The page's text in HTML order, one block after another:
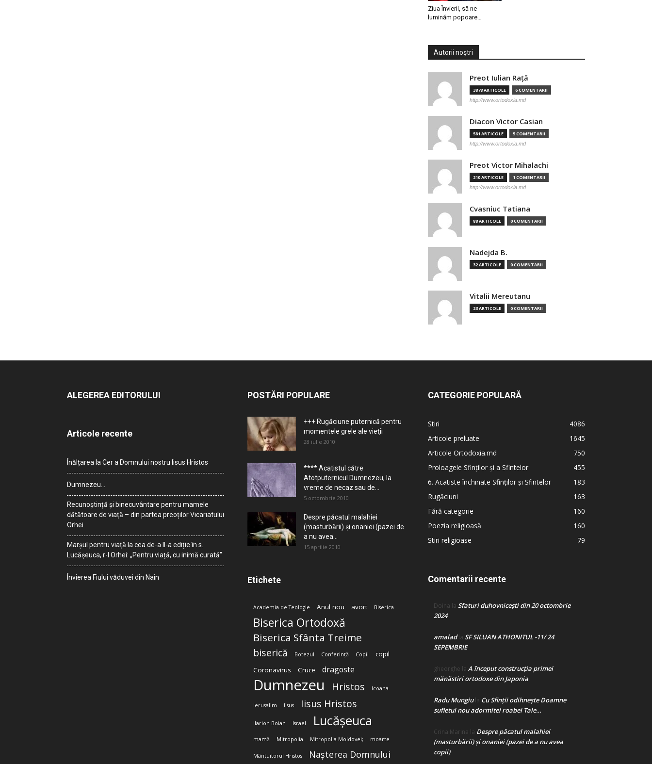
Ziua Învierii, să ne
luminăm popoare…
Autorii noștri
Preot Iulian Raţă
3878 ARTICOLE 6 COMENTARII
http://www.ortodoxia.md
Diacon Victor Casian
581 ARTICOLE 5 COMENTARII
http://www.ortodoxia.md
Preot Victor Mihalachi
210 ARTICOLE 1 COMENTARII
http://www.ortodoxia.md
Cvasniuc Tatiana
88 ARTICOLE 0 COMENTARII
Nadejda B.
32 ARTICOLE 0 COMENTARII
Vitalii Mereutanu
23 ARTICOLE 0 COMENTARII
ALEGEREA EDITORULUI
Articole recente
Înălțarea la Cer a Domnului nostru Iisus Hristos
Dumnezeu…
Recunoștință și binecuvântare pentru mamele
dătătoare de viață – din partea preoților Vicariatului
Orhei
Marșul pentru viață la cea de-a II-a ediție în s.
Lucășeuca, r-l Orhei: „Pentru viață, cu inimă curată”
Învierea Fiului văduvei din Nain
POSTĂRI POPULARE
+++ Rugăciune puternică pentru
momentele grele ale vieţii
28 iulie 2010
**** Acatistul către
Atotputernicul Dumnezeu, la
vreme de necaz sau de...
5 octombrie 2010
Despre păcatul malahiei
(masturbării) şi onaniei (pazei de
a nu avea...
15 aprilie 2010
Etichete
Academia de Teologie Anul nou avort Biserica
Biserica Ortodoxă
Biserica Sfânta Treime
biserică Botezul Conferință Copii
copil
Coronavirus
Cruce dragoste
Dumnezeu Hristos Icoana
Ierusalim Iisus Iisus Hristos
Ilarion Boian Israel Lucășeuca
mamă Mitropolia Mitropolia Moldovei; moarte
Mântuitorul Hristos Nașterea Domnului
CATEGORIE POPULARĂ
Stiri
4086
Articole preluate
1645
Articole Ortodoxia.md
750
Proloagele Sfinților și a Sfintelor
455
6. Acatiste închinate Sfinților și Sfintelor
183
Rugăciuni
163
Fără categorie
160
Poezia religioasă
160
Stiri religioase
79
Comentarii recente
Doina la Sfaturi duhovnicești din 20 octombrie
2024
amaladla SF SILUAN ATHONITUL -11/ 24
SEPEMBRIE
gheorghe la A început construcţia primei
mănăstiri ortodoxe din Japonia
Radu Mungiula Cu Sfinții odihnește Doamne
sufletul nou adormitei roabei Tale…
Crina Marina la Despre păcatul malahiei
(masturbării) şi onaniei (pazei de a nu avea
copii)